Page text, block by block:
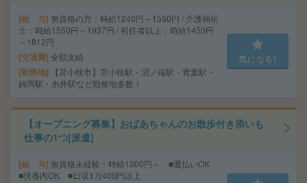
給 与 無資格の方：時給1240円～1550円 / 介護福祉
士：時給1550円～1937円 / 初任者以上：時給1450円
～1812円
交通費 全額支給
勤務地
【苫小牧市】苫小牧駅・沼ノ端駅・青葉駅・
錦岡駅・糸井駅など勤務地多数！
気になる!
【オープニング募集】おばあちゃんのお散歩付き添いも
仕事の1つ[派遣]
給 与 無資格未経験：時給1300円～ ■週払いOK
■扶養内OK ■日収1万400円以上